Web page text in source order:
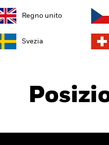
Regno unito
Svezia